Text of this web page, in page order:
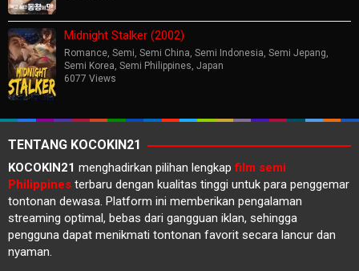
Midnight Stalker (2002)
Romance, Semi, Semi China, Semi Indonesia, Semi Jepang,
Semi Korea, Semi Philippines, Japan
6077 Views
TENTANG KOCOKIN21
KOCOKIN21 menghadirkan pilihan lengkapfilm semi
Philippines terbaru dengan kualitas tinggi untuk para penggemar
tontonan dewasa. Platform ini memberikan pengalaman
streaming optimal, bebas dari gangguan iklan, sehingga
pengguna dapat menikmati tontonan favorit secara lancur dan
nyaman.